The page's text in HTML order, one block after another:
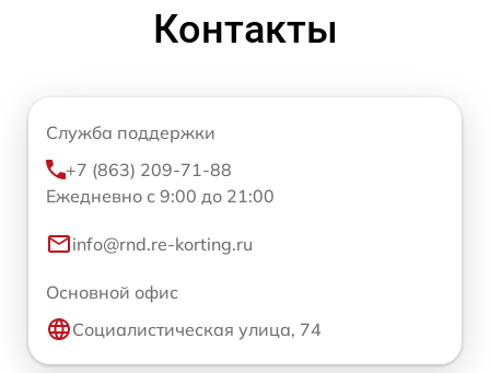
Контакты
Служба поддержки
+7 (863) 209-71-88
Ежедневно с 9:00 до 21:00
info@rnd.re-korting.ru
Основной офис
Социалистическая улица, 74